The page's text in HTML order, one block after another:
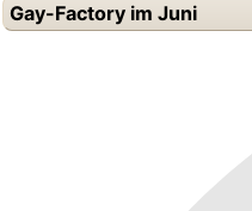
Gay-Factory im Juni